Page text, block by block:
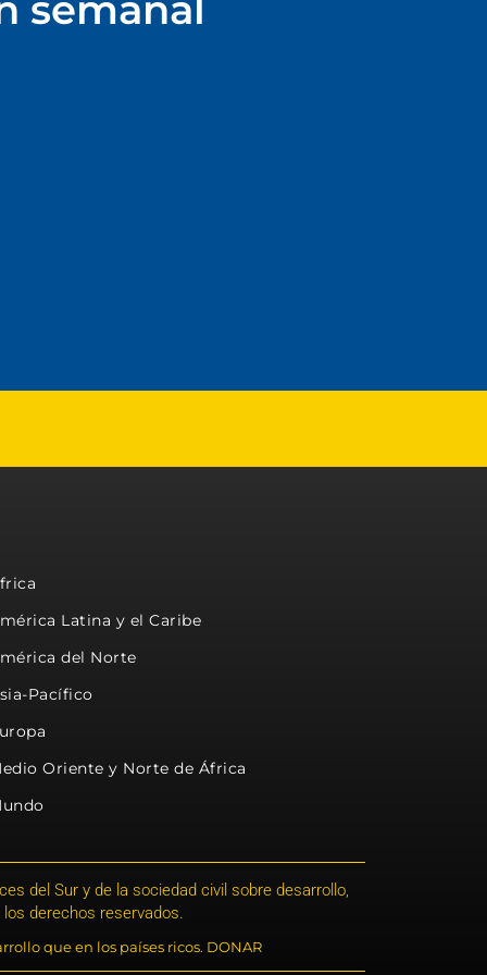
Latina y el Caribe
del Norte
Pacífico
Oriente y Norte de África
del Sur y de la sociedad civil sobre desarrollo,
derechos reservados.
que en los países ricos. DONAR